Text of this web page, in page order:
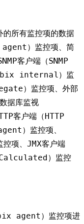
所有监控项的数据
）监控项、简
客户端（SNMP
internal）监
）监控项、外部
据库监视
客户端（HTTP
）监控项、
项、JMX客户端
Calculated）监控
agent）监控项进